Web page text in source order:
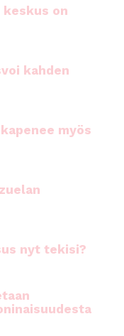
on
kahden
myös
nyt tekisi?